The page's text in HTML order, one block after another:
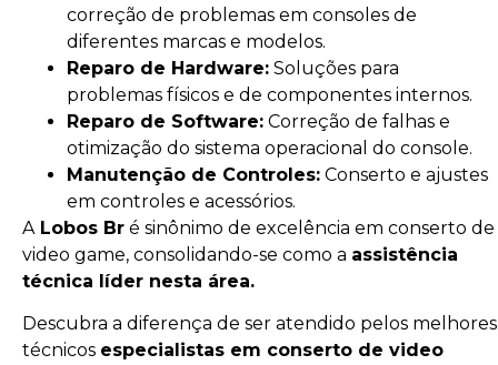
correção de problemas em consoles de
diferentes marcas e modelos.
Reparo de Hardware: Soluções para
problemas físicos e de componentes internos.
Reparo de Software: Correção de falhas e
otimização do sistema operacional do console.
Manutenção de Controles: Conserto e ajustes
em controles e acessórios.
A Lobos Br é sinônimo de excelência em conserto de
video game, consolidando-se como a assistência
técnica líder nesta área.
Descubra a diferença de ser atendido pelos melhores
técnicos especialistas em conserto de video